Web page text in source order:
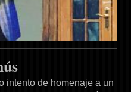
intento de homenaje a un